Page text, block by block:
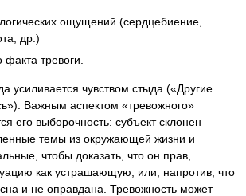
ощущений (сердцебиение,
др.)
тревоги.
усиливается чувством стыда («Другие
Важным аспектом «тревожного»
его выборочность: субъект склонен
темы из окружающей жизни и
чтобы доказать, что он прав,
как устрашающую, или, напротив, что
и не оправдана. Тревожность может